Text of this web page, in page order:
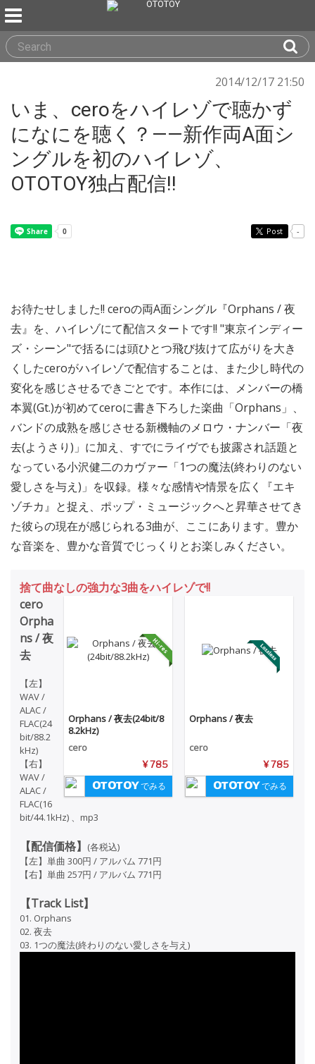
2014/12/17 21:50
いま、ceroをハイレゾで聴かず
になにを聴く？——新作両A面シ
ングルを初のハイレゾ、
OTOTOY独占配信!!
Post -
お待たせしました!! ceroの両A面シングル『Orphans / 夜
去』を、ハイレゾにて配信スタートです!! "東京インディー
ズ・シーン"で括るには頭ひとつ飛び抜けて広がりを大き
くしたceroがハイレゾで配信することは、また少し時代の
変化を感じさせるできごとです。本作には、メンバーの橋
本翼(Gt.)が初めてceroに書き下ろした楽曲「Orphans」、
バンドの成熟を感じさせる新機軸のメロウ・ナンバー「夜
去(ようさり)」に加え、すでにライヴでも披露され話題と
なっている小沢健二のカヴァー「1つの魔法(終わりのない
愛しさを与え)」を収録。様々な感情や情景を広く『エキ
ゾチカ』と捉え、ポップ・ミュージックへと昇華させてき
た彼らの現在が感じられる3曲が、ここにあります。豊か
な音楽を、豊かな音質でじっくりとお楽しみください。
捨て曲なしの強力な3曲をハイレゾで!!
Orphans / 夜去
cero
¥ 785
でみる
Orphans / 夜去(24bit/8
8.2kHz)
cero
¥ 785
でみる
cero
Orpha
ns / 夜
去
【左】
WAV /
ALAC /
FLAC(24
bit/88.2
kHz)
【右】
WAV /
ALAC /
FLAC(16
bit/44.1kHz) 、mp3
【配信価格】
(各税込)
【左】単曲 300円 / アルバム 771円
【右】単曲 257円 / アルバム 771円
【Track List】
01. Orphans
02. 夜去
03. 1つの魔法(終わりのない愛しさを与え)